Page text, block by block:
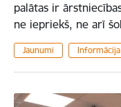
palātas ir
ne iepriekš, ne arī
Jaunumi